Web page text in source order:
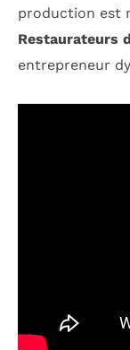
production est
Restaurateurs
entrepreneur